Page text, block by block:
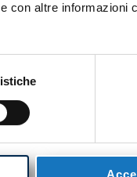
con altre informazioni